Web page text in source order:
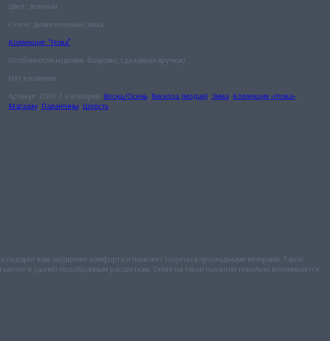
Цвет: Зеленый
Сезон: демисезонный/зима
Коллекция: “Нова”
Особенности изделия: бахрома, сделанная вручную
Нет в наличии
Артикул: ZG01-2 Категорий: Весна/Осень Вискоза (модал) Зима Коллекция «Нова»
Магазин Палантины Шерсть
подарит вам ощущение комфорта и поможет согреться прохладными вечерами. Такой
и удачно подобранным расцветкам. Глядя на такой палантин невольно вспоминается